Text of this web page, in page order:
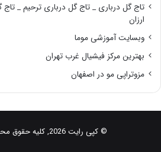
تاج گل درباری _ تاج گل درباری ترحیم _
ارزان
وبسایت آموزشی موما
بهترین مرکز فیشیال غرب تهران
مزوتراپی مو در اصفهان
© کپی رایت 2026, کلیه حقوق محفوظ است |